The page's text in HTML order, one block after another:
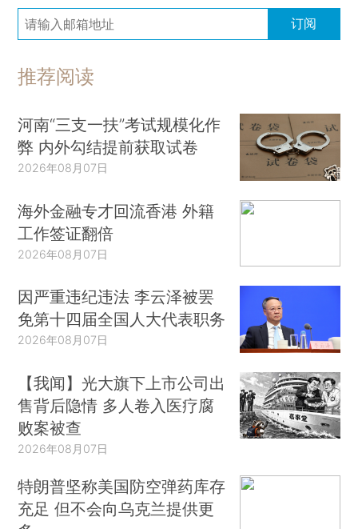
订阅
推荐阅读
河南“三支一扶”考试规模化作
弊 内外勾结提前获取试卷
2026年08月07日
海外金融专才回流香港 外籍
工作签证翻倍
2026年08月07日
因严重违纪违法 李云泽被罢
免第十四届全国人大代表职务
2026年08月07日
【我闻】光大旗下上市公司出
售背后隐情 多人卷入医疗腐
败案被查
2026年08月07日
特朗普坚称美国防空弹药库存
充足 但不会向乌克兰提供更